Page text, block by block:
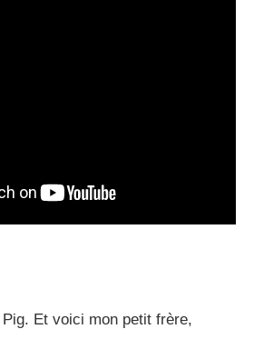
Pig. Et voici mon petit frère,